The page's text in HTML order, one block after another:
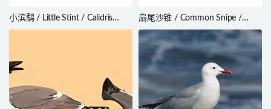
小滨鹬 / Little Stint / Calidris
minuta
扇尾沙锥 / Common Snipe /
Gallinago gallinago